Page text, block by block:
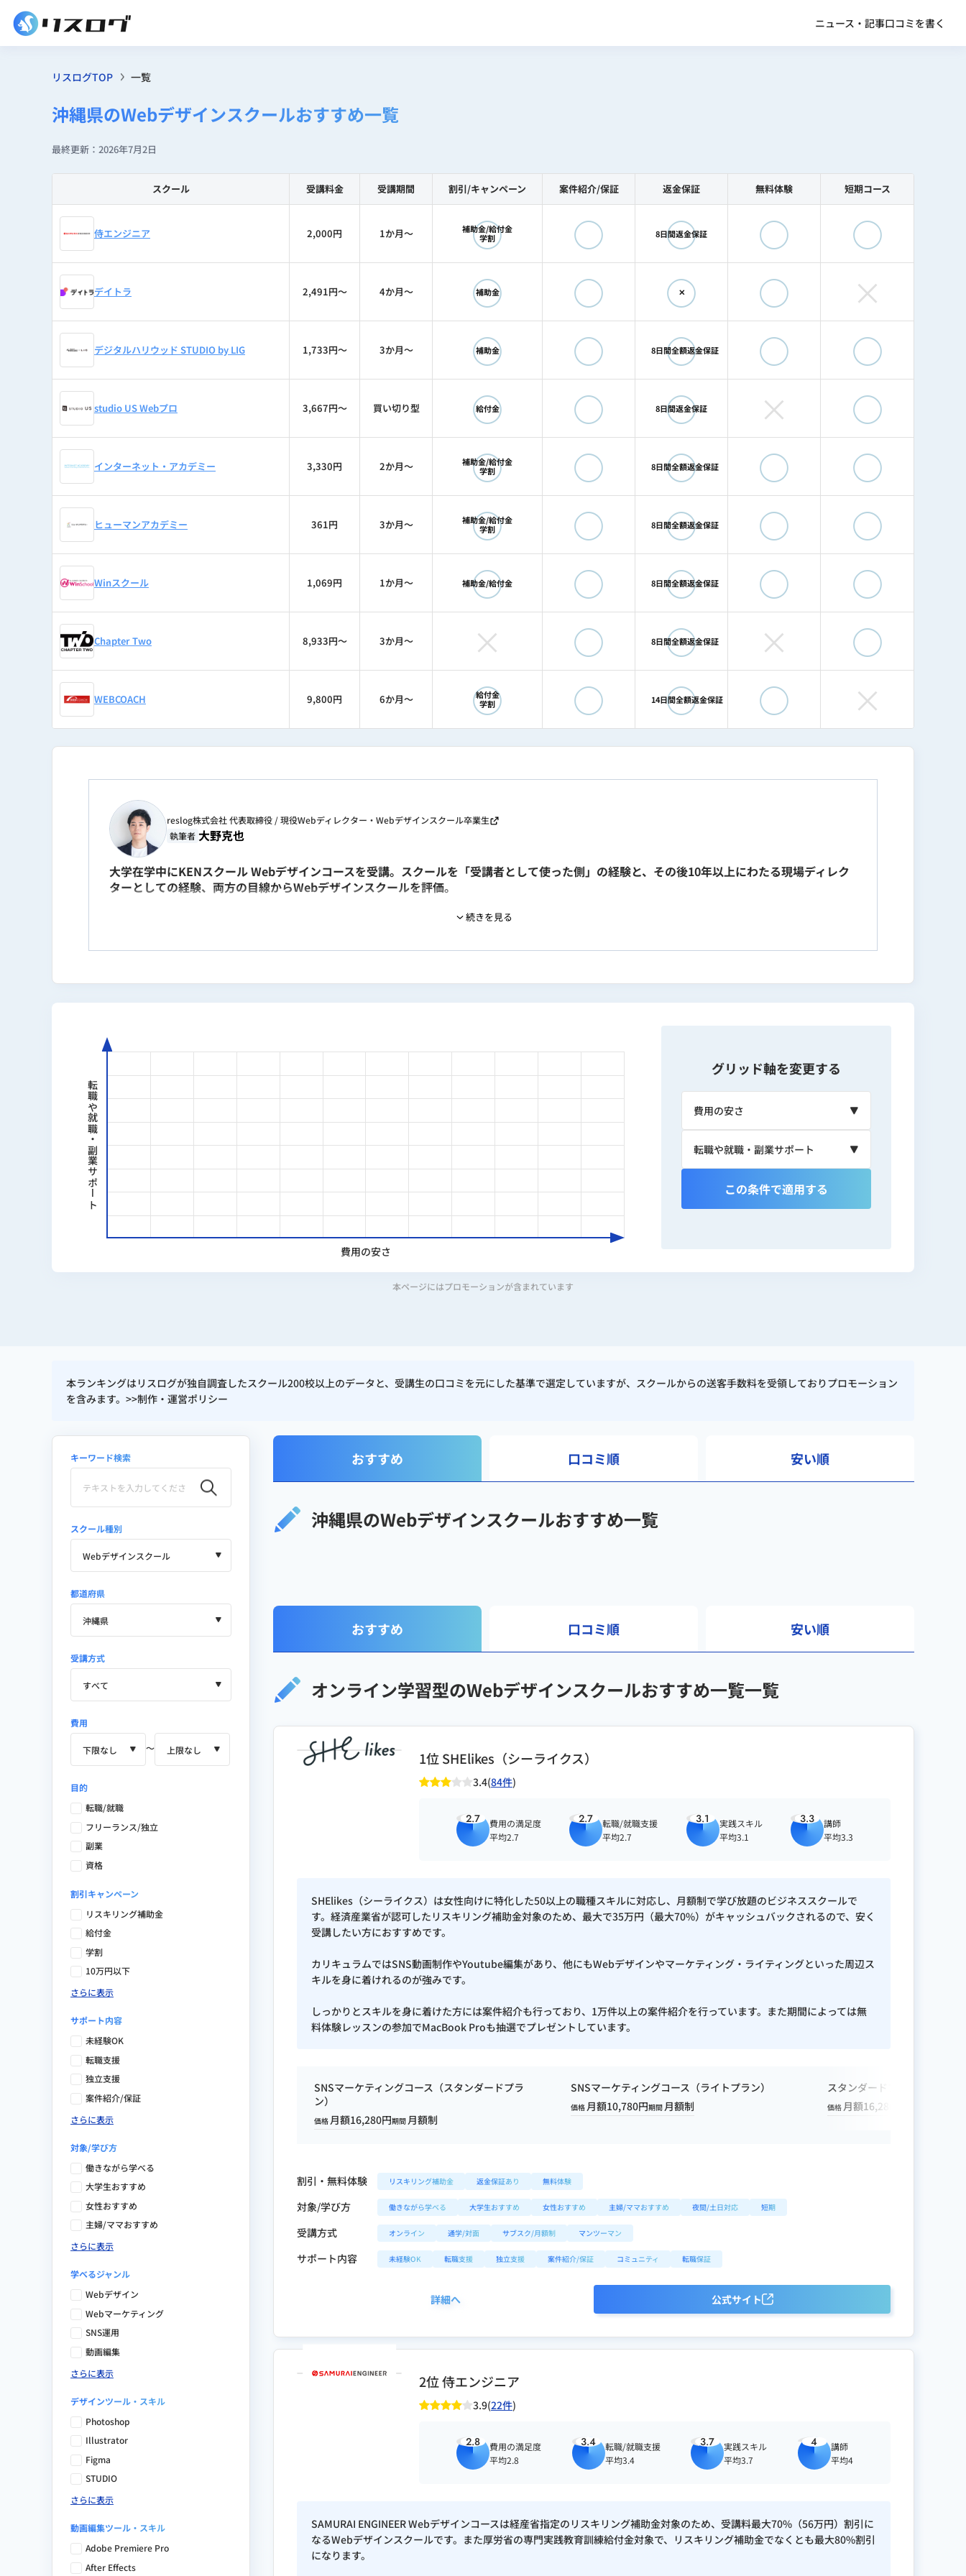
ニュース・記事口コミを書く
リスログTOP 一覧
沖縄県のWebデザインスクールおすすめ一覧
最終更新：2026年7月2日
スクール 受講料金 受講期間 割引/キャンペーン 案件紹介/保証 返金保証 無料体験 短期コース
侍エンジニア 2,000円 1か月〜 ◯
補助金/給付金
学割
◯ ◯
8日間返金保証 ◯ ◯
デイトラ 2,491円〜 4か月〜 ◯
補助金 ◯ ◯
✕ ◯ ×
デジタルハリウッド STUDIO by LIG 1,733円〜 3か月〜 ◯
補助金 ◯ ◯
8日間全額返金保証 ◯ ◯
studio US Webプロ 3,667円〜 買い切り型 ◯
給付金 ◯ ◯
8日間返金保証 × ◯
インターネット・アカデミー 3,330円 2か月〜 ◯
補助金/給付金
学割
◯ ◯
8日間全額返金保証 ◯ ◯
ヒューマンアカデミー 361円 3か月〜 ◯
補助金/給付金
学割
◯ ◯
8日間全額返金保証 ◯ ◯
Winスクール 1,069円 1か月〜 ◯
補助金/給付金 ◯ ◯
8日間全額返金保証 ◯ ◯
Chapter Two 8,933円〜 3か月〜 × ◯ ◯
8日間全額返金保証 × ◯
WEBCOACH 9,800円 6か月〜 ◯
給付金
学割
◯ ◯
14日間全額返金保証 ◯ ×
reslog株式会社 代表取締役 / 現役Webディレクター・Webデザインスクール卒業生
執筆者 大野克也
大学在学中にKENスクール Webデザインコースを受講。スクールを「受講者として使った側」の経験と、その後10年以上にわたる現場ディレク
ターとしての経験、両方の目線からWebデザインスクールを評価。
新卒入社後はIllustrator・Photoshop・Canvaを活用した広告・バナー制作に従事。その後Webマーケティングコンサルティング会社でWebデ
Webサイト・LPなど30本以上。自社ではreslog.jp/ faclog.jpをはじめ複数サイトのアートディレクターとして構築に従事。現在は生成AI×Web
デザインで、LP・Webサイトの要件定義からデザインまでを1人で完結。
に現場で通用するか」をディレクター目線で評価しています。
2022年｜ステップ・アラウンド株式会社 執行役員CMO（Webメディアの要件定義・UI/UX設計・ディレクション部門を管掌）
2024年｜rimad株式会社 代表取締役（2025年に株式会社アイズ（東証グロース：5242）へ売却）
2025年｜reslog株式会社 代表取締役
2026年〜｜個人開発者・マイクロSaaS開発中
SEOメディア：5件以上
reslog.co.jp/faclog.jp faclog.jp/factoring-bulk-estimate-assessment sotokuro.com
得意領域
LP（ランディングページ）設計・制作
ワイヤーフレーム作成・UI/UXの改善・要件定義
Webサイト・SEOメディアのディレクション
ワイヤーフレーム：Figma / Miro
デザイン：Canva / Adobe Express
使用マーケティング・分析ツール
保有資格
Web解析士（一般社団法人 ウェブ解析士協会）
バイブコーディング検定（一般社団法人 日本AIスキル認定協会）合格証
続きを見る
転職や就職・副業サポート
費用の安さ
グリッド軸を変更する
この条件で適用する
本ページにはプロモーションが含まれています
本ランキングはリスログが独自調査したスクール200校以上のデータと、受講生の口コミを元にした基準で選定していますが、スクールからの送客手数料を受領しておりプロモーション
を含みます。>>制作・運営ポリシー
キーワード検索
スクール種別
都道府県
受講方式
費用
〜
目的
転職/就職
フリーランス/独立
副業
資格
割引キャンペーン
リスキリング補助金
給付金
学割
10万円以下
さらに表示
サポート内容
未経験OK
転職支援
独立支援
案件紹介/保証
さらに表示
対象/学び方
働きながら学べる
大学生おすすめ
女性おすすめ
主婦/ママおすすめ
さらに表示
学べるジャンル
Webデザイン
Webマーケティング
SNS運用
動画編集
さらに表示
デザインツール・スキル
Photoshop
Illustrator
Figma
STUDIO
さらに表示
動画編集ツール・スキル
Adobe Premiere Pro
After Effects
おすすめ 口コミ順 安い順
沖縄県のWebデザインスクールおすすめ一覧
おすすめ 口コミ順 安い順
オンライン学習型のWebデザインスクールおすすめ一覧一覧
1位 SHElikes（シーライクス）
3.4(84件)
2.7
費用の満足度
平均2.7
2.7
転職/就職支援
平均2.7
3.1
実践スキル
平均3.1
3.3
講師
平均3.3
SHElikes（シーライクス）は女性向けに特化した50以上の職種スキルに対応し、月額制で学び放題のビジネススクールで
す。経済産業省が認可したリスキリング補助金対象のため、最大で35万円（最大70%）がキャッシュバックされるので、安く
受講したい方におすすめです。
カリキュラムではSNS動画制作やYoutube編集があり、他にもWebデザインやマーケティング・ライティングといった周辺ス
キルを身に着けれるのが強みです。
しっかりとスキルを身に着けた方には案件紹介も行っており、1万件以上の案件紹介を行っています。また期間によっては無
料体験レッスンの参加でMacBook Proも抽選でプレゼントしています。
SNSマーケティングコース（スタンダードプラ
ン）
価格 月額16,280円期間 月額制
SNSマーケティングコース（ライトプラン）
価格 月額10,780円期間 月額制
スタンダードプラン
価格 月額16,280円〜
割引・無料体験 リスキリング補助金 返金保証あり 無料体験
対象/学び方 働きながら学べる 大学生おすすめ 女性おすすめ 主婦/ママおすすめ 夜間/土日対応 短期
受講方式 オンライン 通学/対面 サブスク/月額制 マンツーマン
サポート内容 未経験OK 転職支援 独立支援 案件紹介/保証 コミュニティ 転職保証
詳細へ 公式サイト
2位 侍エンジニア
3.9(22件)
2.8
費用の満足度
平均2.8
3.4
転職/就職支援
平均3.4
3.7
実践スキル
平均3.7
4
講師
平均4
SAMURAI ENGINEER Webデザインコースは経産省指定のリスキリング補助金対象のため、受講料最大70%（56万円）割引に
なるWebデザインスクールです。また厚労省の専門実践教育訓練給付金対象で、リスキリング補助金でなくとも最大80%割引
になります。